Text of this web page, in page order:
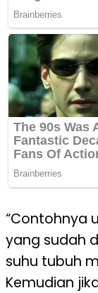
“Contohnya
yang sudah
suhu tubuh
Kemudian